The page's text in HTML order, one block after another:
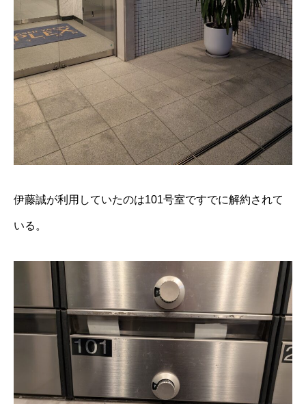
伊藤誠が利用していたのは101号室ですでに解約されて
いる。